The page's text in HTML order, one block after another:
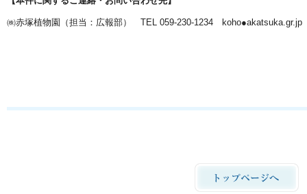
㈱赤塚植物園（担当：広報部） TEL 059-230-1234